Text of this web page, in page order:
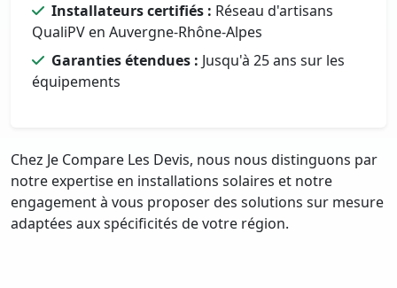
Installateurs certifiés : Réseau d'artisans
QualiPV en Auvergne-Rhône-Alpes
Garanties étendues : Jusqu'à 25 ans sur les
équipements
Chez Je Compare Les Devis, nous nous distinguons par
notre expertise en installations solaires et notre
engagement à vous proposer des solutions sur mesure
adaptées aux spécificités de votre région.